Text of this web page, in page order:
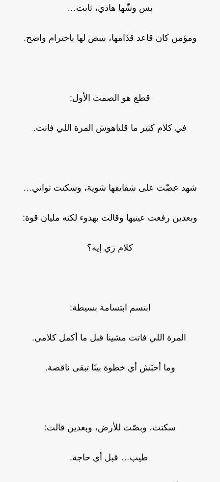
بس وشّها هادي، ثابت…
ومؤمن كان قاعد قدّامها، بيبص لها باحترام واضح.
قطع هو الصمت الأول:
في كلام كتير ما قلناهوش المرة اللي فاتت.
شهد عضّت على شفايفها شوية، وسكتت ثواني…
وبعدين رفعت عينيها وقالت بهدوء لكنه مليان قوة:
كلام زي إيه؟
ابتسم ابتسامة بسيطة:
المرة اللي فاتت مشينا قبل ما أكمل كلامي.
وما أحبّش أي خطوة بينّا تبقى ناقصة.
سكتت، وبصّت للأرض، وبعدين قالت:
طيب… قبل أي حاجة.